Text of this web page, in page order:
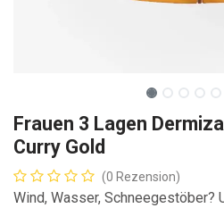
Frauen 3 Lagen
Curry Gold
(0 Rezension)
Wind, Wasser, Schneegestöber?